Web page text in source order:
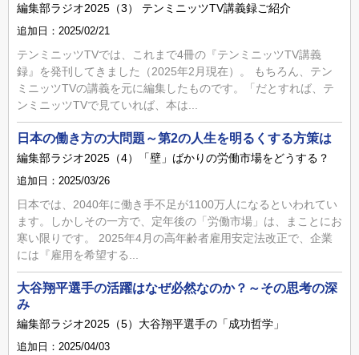
編集部ラジオ2025（3） テンミニッツTV講義録ご紹介
追加日：2025/02/21
テンミニッツTVでは、これまで4冊の『テンミニッツTV講義
録』を発刊してきました（2025年2月現在）。 もちろん、テン
ミニッツTVの講義を元に編集したものです。「だとすれば、テ
ンミニッツTVで見ていれば、本は...
日本の働き方の大問題～第2の人生を明るくする方策は
編集部ラジオ2025（4）「壁」ばかりの労働市場をどうする？
追加日：2025/03/26
日本では、2040年に働き手不足が1100万人になるといわれてい
ます。しかしその一方で、定年後の「労働市場」は、まことにお
寒い限りです。 2025年4月の高年齢者雇用安定法改正で、企業
には『雇用を希望する...
大谷翔平選手の活躍はなぜ必然なのか？～その思考の深
み
編集部ラジオ2025（5）大谷翔平選手の「成功哲学」
追加日：2025/04/03